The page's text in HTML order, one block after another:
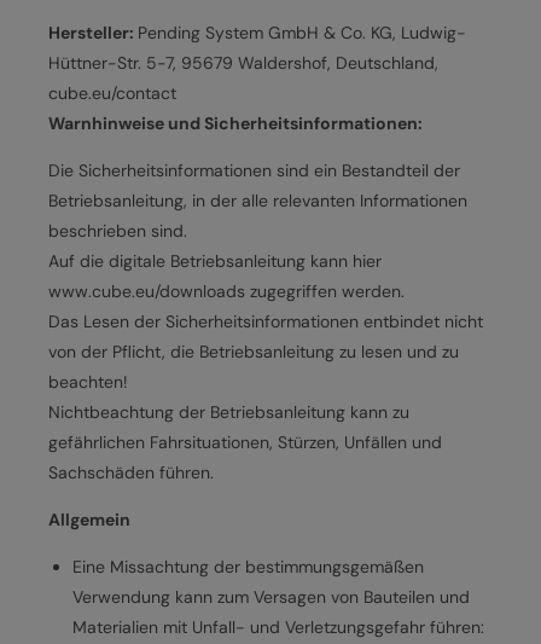
Hersteller: Pending System GmbH & Co. KG, Ludwig-
Hüttner-Str. 5-7, 95679 Waldershof, Deutschland,
cube.eu/contact
Warnhinweise und Sicherheitsinformationen:
Die Sicherheitsinformationen sind ein Bestandteil der
Betriebsanleitung, in der alle relevanten Informationen
beschrieben sind.
Auf die digitale Betriebsanleitung kann hier
www.cube.eu/downloads zugegriffen werden.
Das Lesen der Sicherheitsinformationen entbindet nicht
von der Pflicht, die Betriebsanleitung zu lesen und zu
beachten!
Nichtbeachtung der Betriebsanleitung kann zu
gefährlichen Fahrsituationen, Stürzen, Unfällen und
Sachschäden führen.
Allgemein
Eine Missachtung der bestimmungsgemäßen
Verwendung kann zum Versagen von Bauteilen und
Materialien mit Unfall- und Verletzungsgefahr führen: